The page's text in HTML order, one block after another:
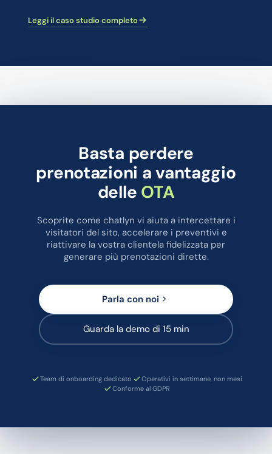
Leggi il caso studio completo
Basta perdere
prenotazioni a vantaggio
delle OTA
Scoprite come chatlyn vi aiuta a intercettare i
visitatori del sito, accelerare i preventivi e
riattivare la vostra clientela fidelizzata per
generare più prenotazioni dirette.
Parla con noi
Guarda la demo di 15 min
Team di onboarding dedicato
Operativi in settimane, non mesi
Conforme al GDPR